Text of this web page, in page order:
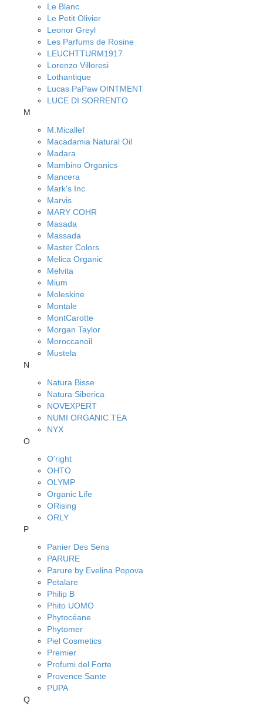
Le Blanc
Le Petit Olivier
Leonor Greyl
Les Parfums de Rosine
LEUCHTTURM1917
Lorenzo Villoresi
Lothantique
Lucas PaPaw OINTMENT
LUCE DI SORRENTO
M
M.Micallef
Macadamia Natural Oil
Madara
Mambino Organics
Mancera
Mark's Inc
Marvis
MARY COHR
Masada
Massada
Master Colors
Melica Organic
Melvita
Mium
Moleskine
Montale
MontCarotte
Morgan Taylor
Moroccanoil
Mustela
N
Natura Bisse
Natura Siberica
NOVEXPERT
NUMI ORGANIC TEA
NYX
O
O'right
OHTO
OLYMP
Organic Life
ORising
ORLY
P
Panier Des Sens
PARURE
Parure by Evelina Popova
Petalare
Philip B
Phito UOMO
Phytocéane
Phytomer
Piel Cosmetics
Premier
Profumi del Forte
Provence Sante
PUPA
Q